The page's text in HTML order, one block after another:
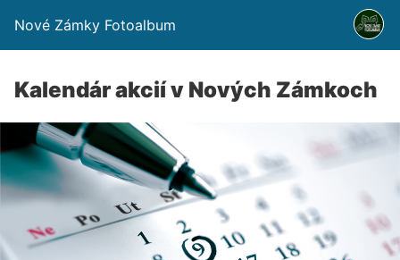
Nové Zámky Fotoalbum
Kalendár akcií v Nových Zámkoch